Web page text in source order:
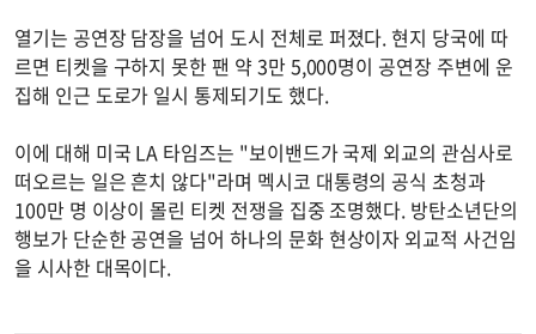
열기는 공연장 담장을 넘어 도시 전체로 퍼졌다. 현지 당국에 따
르면 티켓을 구하지 못한 팬 약 3만 5,000명이 공연장 주변에 운
집해 인근 도로가 일시 통제되기도 했다.
이에 대해 미국 LA 타임즈는 "보이밴드가 국제 외교의 관심사로
떠오르는 일은 흔치 않다"라며 멕시코 대통령의 공식 초청과
100만 명 이상이 몰린 티켓 전쟁을 집중 조명했다. 방탄소년단의
행보가 단순한 공연을 넘어 하나의 문화 현상이자 외교적 사건임
을 시사한 대목이다.